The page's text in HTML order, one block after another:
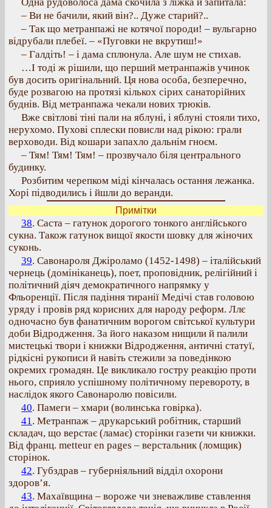
– Ви не бачили, який він?.. Дуже старий?..
– Так що метранпажі не котячої породи! – вульгарно
відрубали плебеї. – «Пуговки не вкрутиш!»
– Галдіть! – і дама сплюнула. Але шум не стихав.
…І тоді ж рішили, що перший метранпажів учинок
був досить оригінальний. Ця нова особа, безперечно,
буде розвагою на протязі кількох сірих санаторійних
буднів. Від метранпажа чекали нових трюків.
Вже світлові тіні пали на яблуні, і яблуні стояли тихо,
нерухомо. Пухові сплески повисли над рікою: грали
верховоди. Від кошари запахло дальнім гноєм.
– Тям! Тям! Тям! – прозвучало біля центрального
будинку.
Розбитим черепком міді кінчалась остання лежанка.
Хорі підводились і йшли до веранди.
Примітки
38. Саста – гатунок дорогого тонкого англійського
сукна. Також гатунок вищої якости шовку для жіночих
суконь.
39. Савонароля Джіроламо (1452-1498) – італійський
чернець (домініканець), поет, проповідник, релігійний і
політичний діяч демократичного напрямку у
Фльоренції. Після падіння тиранії Медічі став головою
уряду і провів ряд корисних для народу реформ. Ллє
одночасно був фанатичним ворогом світської культури
доби Відродження. За його наказом нищили й палили
мистецькі твори і книжки Відродження, античні статуї,
рідкісні рукописи й навіть стежили за поведінкою
окремих громадян. Це викликало гостру реакцію проти
нього, сприяло успішному політичному перевороту, в
наслідок якого Савонаролю повісили.
40. Памеги – хмари (волинська говірка).
41. Метранпаж – друкарський робітник, старший
складач, що верстає (ламає) сторінки газети чи книжки.
Від франц. metteur en pages – верстальник (ломщик)
сторінок.
42. Губздрав – губерніяльний відділ охорони
здоров’я.
43. Махаївщина – вороже чи зневажливе ставлення